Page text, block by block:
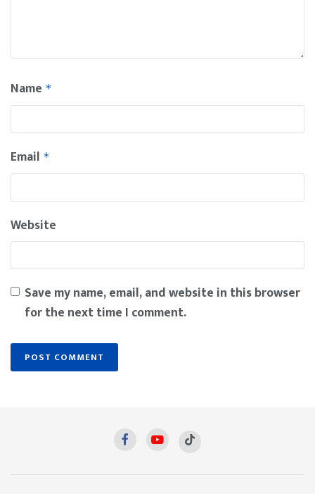
Name *
Email *
Website
Save my name, email, and website in this browser
for the next time I comment.